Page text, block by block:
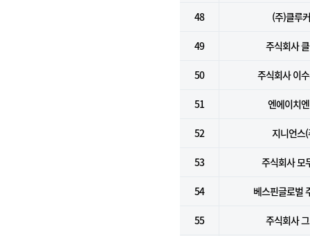
48 (주)클루
49 주식회사
50 주식회사 이
51 엔에이치
52 지니언스
53 주식회사 모
54 베스핀글로벌
55 주식회사